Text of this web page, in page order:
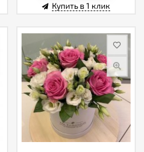
Купить в 1 клик